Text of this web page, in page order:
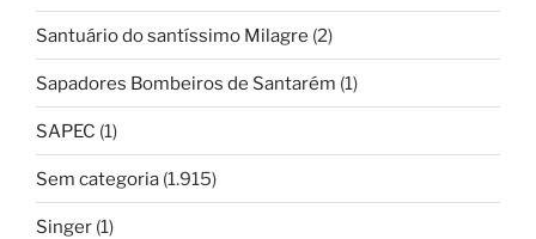
Santuário do santíssimo Milagre (2)
Sapadores Bombeiros de Santarém (1)
SAPEC (1)
Sem categoria (1.915)
Singer (1)